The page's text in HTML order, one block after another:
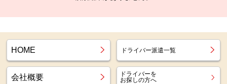
HOME ドライバー派遣一覧
会社概要
ドライバーを
お探しの方へ